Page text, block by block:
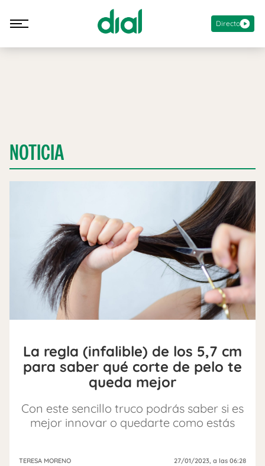
Directo
NOTICIA
La regla (infalible) de los 5,7 cm
para saber qué corte de pelo te
queda mejor
Con este sencillo truco podrás saber si es
mejor innovar o quedarte como estás
TERESA MORENO 27/01/2023, a las 06:28